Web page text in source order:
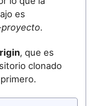
es
.
, que es
clonado